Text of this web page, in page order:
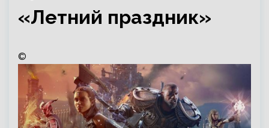
«Летний праздник»
©